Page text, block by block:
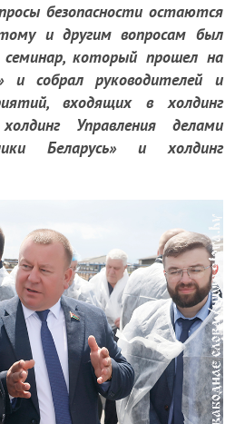
безопасности остаются
и другим вопросам был
который прошел на
и собрал руководителей и
входящих в холдинг
Управления делами
Беларусь» и холдинг